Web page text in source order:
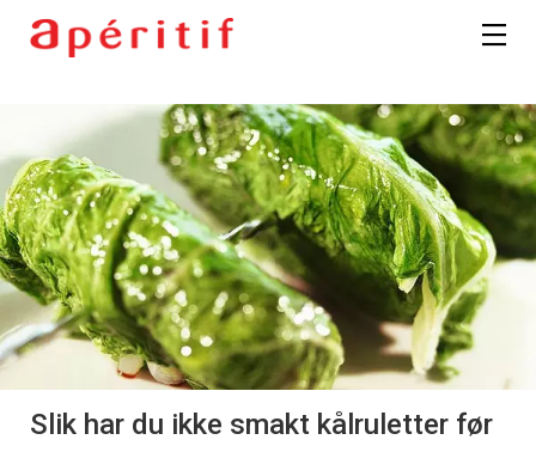
Slik har du ikke smakt kålruletter før